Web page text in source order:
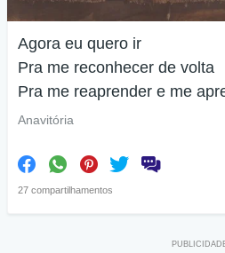
Agora eu quero ir
Pra me reconhecer de volta
Pra me reaprender e me
Anavitória
27 compartilhamentos